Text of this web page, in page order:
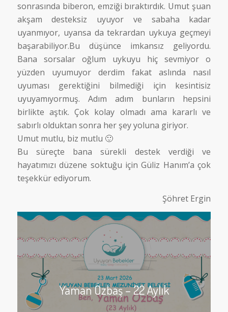
sonrasında biberon, emziği bıraktırdık. Umut şuan
akşam desteksiz uyuyor ve sabaha kadar
uyanmıyor, uyansa da tekrardan uykuya geçmeyi
başarabiliyor.Bu düşünce imkansız geliyordu.
Bana sorsalar oğlum uykuyu hiç sevmiyor o
yüzden uyumuyor derdim fakat aslında nasıl
uyuması gerektiğini bilmediği için kesintisiz
uyuyamıyormuş. Adım adım bunların hepsini
birlikte aştık. Çok kolay olmadı ama kararlı ve
sabırlı olduktan sonra her şey yoluna giriyor.
Umut mutlu, biz mutlu 🙂
Bu süreçte bana sürekli destek verdiği ve
hayatımızı düzene soktuğu için Güliz Hanım’a çok
teşekkür ediyorum.
Şöhret Ergin
Yaman Özbaş – 22 Aylık